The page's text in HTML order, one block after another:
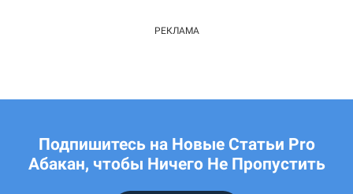
Подпишитесь на Новые Статьи Pro
Абакан, чтобы Ничего Не Пропустить